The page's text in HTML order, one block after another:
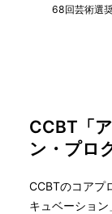
68回芸術選
CCBT「
ン・プロ
CCBTのコアプ
キュベーショ